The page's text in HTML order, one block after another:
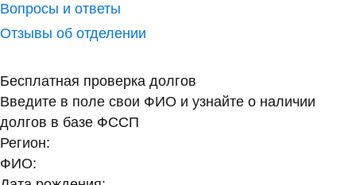
Вопросы и ответы
Отзывы об отделении
Бесплатная проверка долгов
Введите в поле свои ФИО и узнайте о наличии
долгов в базе ФССП
Регион:
ФИО: